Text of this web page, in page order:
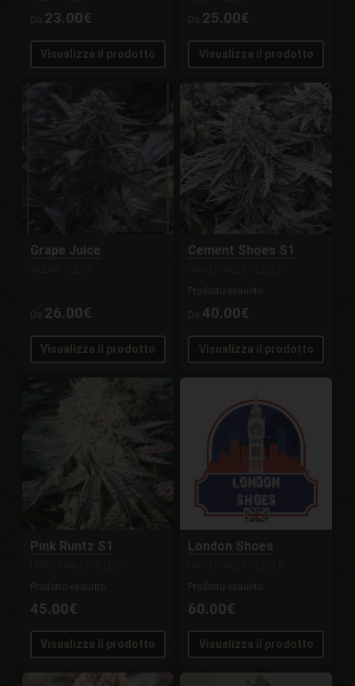
Da 23.00€
Visualizza il prodotto
Da 25.00€
Visualizza il prodotto
Grape Juice
26.00€
Visualizza il prodotto
Cement Shoes S1
Prodotto esaurito
40.00€
Visualizza il prodotto
Pink Runtz S1
Prodotto esaurito
45.00€
Visualizza il prodotto
London Shoes
Prodotto esaurito
60.00€
Visualizza il prodotto